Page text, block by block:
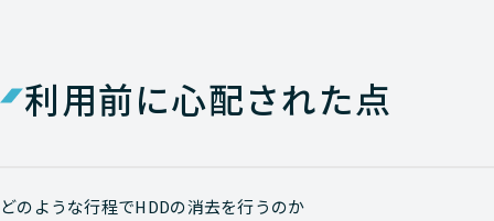
利用前に心配された点
どのような行程でHDDの消去を行うのか